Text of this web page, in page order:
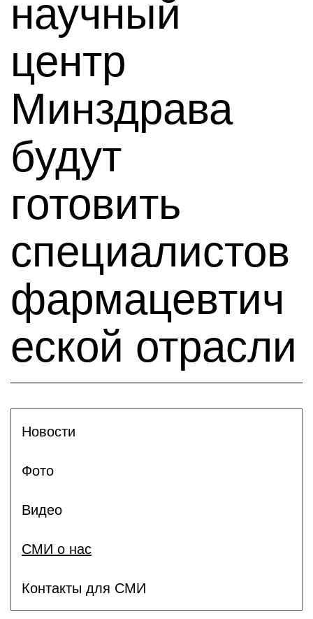
научный
центр
Минздрава
будут
готовить
специалистов
фармацевтич
еской отрасли
Новости
Фото
Видео
СМИ о нас
Контакты для СМИ